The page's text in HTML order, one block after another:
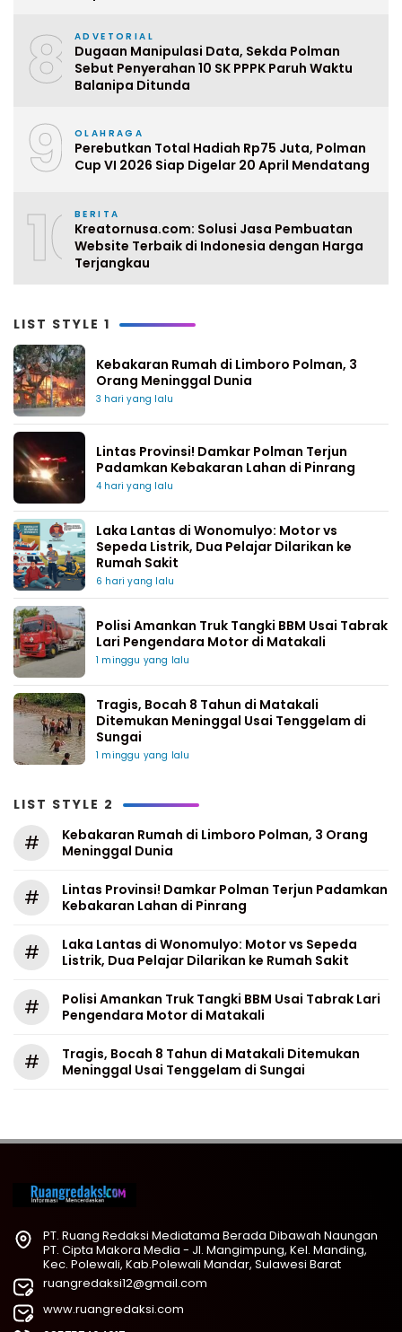
8 ADVETORIAL
Dugaan Manipulasi Data, Sekda Polman
Sebut Penyerahan 10 SK PPPK Paruh Waktu
Balanipa Ditunda
9 OLAHRAGA
Perebutkan Total Hadiah Rp75 Juta, Polman
Cup VI 2026 Siap Digelar 20 April Mendatang
10BERITA
Kreatornusa.com: Solusi Jasa Pembuatan
Website Terbaik di Indonesia dengan Harga
Terjangkau
LIST STYLE 1
Kebakaran Rumah di Limboro Polman, 3
Orang Meninggal Dunia
3 hari yang lalu
Lintas Provinsi! Damkar Polman Terjun
Padamkan Kebakaran Lahan di Pinrang
4 hari yang lalu
Laka Lantas di Wonomulyo: Motor vs
Sepeda Listrik, Dua Pelajar Dilarikan ke
Rumah Sakit
6 hari yang lalu
Polisi Amankan Truk Tangki BBM Usai Tabrak
Lari Pengendara Motor di Matakali
1 minggu yang lalu
Tragis, Bocah 8 Tahun di Matakali
Ditemukan Meninggal Usai Tenggelam di
Sungai
1 minggu yang lalu
LIST STYLE 2
#
Kebakaran Rumah di Limboro Polman, 3 Orang
Meninggal Dunia
#
Lintas Provinsi! Damkar Polman Terjun Padamkan
Kebakaran Lahan di Pinrang
#
Laka Lantas di Wonomulyo: Motor vs Sepeda
Listrik, Dua Pelajar Dilarikan ke Rumah Sakit
#
Polisi Amankan Truk Tangki BBM Usai Tabrak Lari
Pengendara Motor di Matakali
#
Tragis, Bocah 8 Tahun di Matakali Ditemukan
Meninggal Usai Tenggelam di Sungai
PT. Ruang Redaksi Mediatama Berada Dibawah Naungan
PT. Cipta Makora Media - Jl. Mangimpung, Kel. Manding,
Kec. Polewali, Kab.Polewali Mandar, Sulawesi Barat
ruangredaksi12@gmail.com
www.ruangredaksi.com